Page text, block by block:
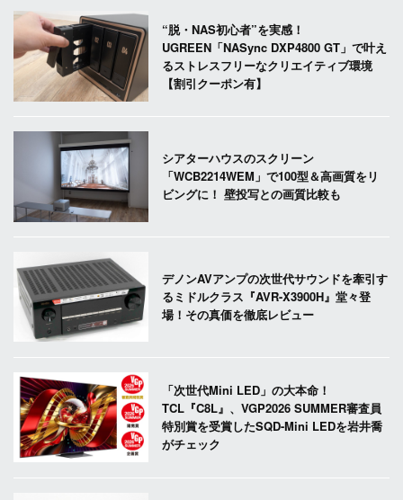
“脱・NAS初心者”を実感！
UGREEN「NASync DXP4800 GT」で叶え
るストレスフリーなクリエイティブ環境
【割引クーポン有】
シアターハウスのスクリーン
「WCB2214WEM」で100型＆高画質をリ
ビングに！ 壁投写との画質比較も
デノンAVアンプの次世代サウンドを牽引す
るミドルクラス『AVR-X3900H』堂々登
場！その真価を徹底レビュー
「次世代Mini LED」の大本命！
TCL『C8L』、VGP2026 SUMMER審査員
特別賞を受賞したSQD-Mini LEDを岩井喬
がチェック